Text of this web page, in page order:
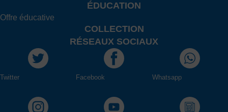
ÉDUCATION
Offre éducative
COLLECTION
RÉSEAUX SOCIAUX
Twitter Facebook Whatsapp